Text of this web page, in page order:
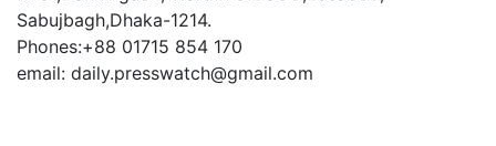
Sabujbagh,Dhaka-1214.
Phones:+88 01715 854 170
email: daily.presswatch@gmail.com